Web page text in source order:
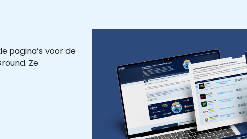
pagina’s voor de
Ze